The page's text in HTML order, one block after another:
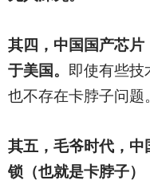
其四，中国国产芯
于美国。 即使有些技
也不存在卡脖子问题。
其五，毛爷时代，
锁（也就是卡脖子